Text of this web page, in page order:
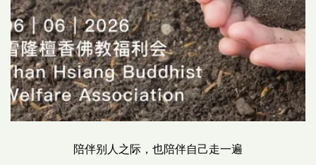
陪伴别人之际，也陪伴自己走一遍